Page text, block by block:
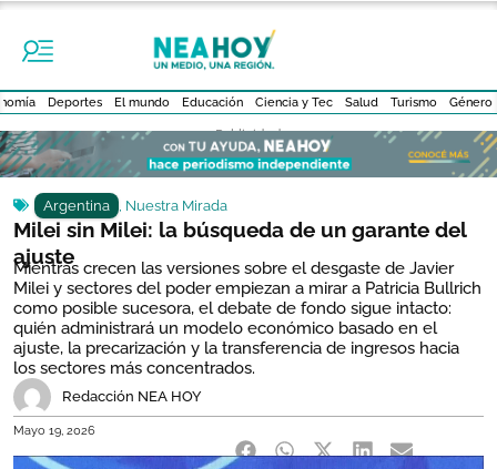
Deportes El mundo Educación Ciencia y Tec Salud Turismo Género
- Publicidad -
Argentina Nuestra Mirada
Milei sin Milei: la búsqueda de un garante del
ajuste
Mientras crecen las versiones sobre el desgaste de Javier
Milei y sectores del poder empiezan a mirar a Patricia Bullrich
como posible sucesora, el debate de fondo sigue intacto:
quién administrará un modelo económico basado en el
ajuste, la precarización y la transferencia de ingresos hacia
los sectores más concentrados.
Redacción NEA HOY
Mayo 19, 2026